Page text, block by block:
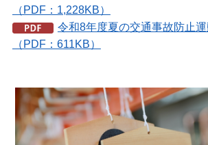
（PDF：1,228KB）
令和8年度夏の交通事故防止運
（PDF：611KB）